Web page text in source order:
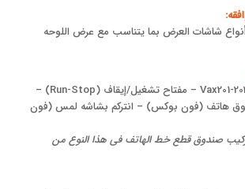
شاشات العرض بما یتناسب مع عرض اللوحه
Vax201-202-203-204-205-206 – مفتاح تشغیل/إیقاف (Run-Stop) –
هاتف (فون بوکس) – انترکم بشاشه لمس (فون
صندوق قطع خط الهاتف فی هذا النوع من